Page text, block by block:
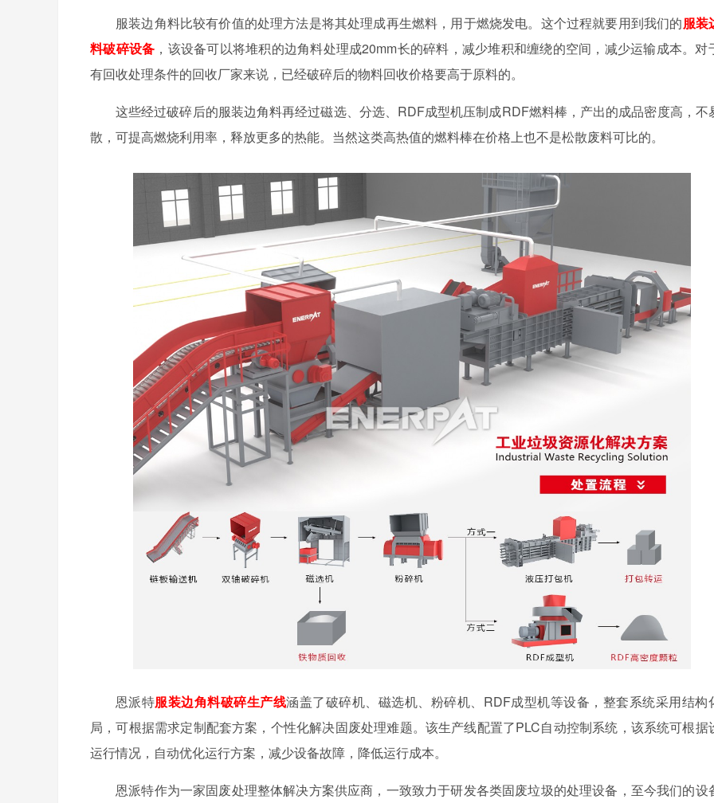
服装边角料比较有价值的处理方法是将其处理成再生燃料，用于燃烧发电。这个过程就要用到我们的服装
料破碎设备 ，该设备可以将堆积的边角料处理成20mm长的碎料，减少堆积和缠绕的空间，减少运输成本。对
有回收处理条件的回收厂家来说，已经破碎后的物料回收价格要高于原料的。
这些经过破碎后的服装边角料再经过磁选、分选、RDF成型机压制成RDF燃料棒，产出的成品密度高，不
散，可提高燃烧利用率，释放更多的热能。当然这类高热值的燃料棒在价格上也不是松散废料可比的。
恩派特服装边角料破碎生产线涵盖了破碎机、磁选机、粉碎机、RDF成型机等设备，整套系统采用结构
局，可根据需求定制配套方案，个性化解决固废处理难题。该生产线配置了PLC自动控制系统，该系统可根据
运行情况，自动优化运行方案，减少设备故障，降低运行成本。
恩派特作为一家固废处理整体解决方案供应商，一致致力于研发各类固废垃圾的处理设备，至今我们的设